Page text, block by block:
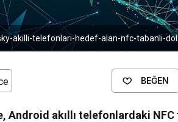
akilli-telefonlari-hedef-alan-nfc-tabanli-
BEĞEN
Android akıllı telefonlardaki